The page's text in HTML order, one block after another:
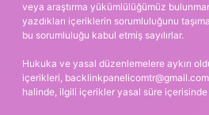
veya araştırma yükümlülüğümüz
yazdıkları içeriklerin sorumluluğunu
bu sorumluluğu kabul etmiş sayılırlar.
Hukuka ve yasal düzenlemelere aykırı
içerikleri, backlinkpanelicomtr@gmail.com
halinde, ilgili içerikler yasal süre içerisinde